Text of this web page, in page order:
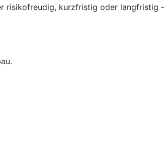
risikofreudig, kurzfristig oder langfristig